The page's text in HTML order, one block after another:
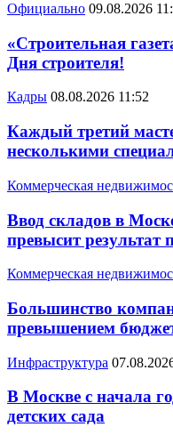
Официально 09.08.2026
«Строительная
Дня строителя!
Кадры 08.08.2026 11:52
Каждый третий
несколькими
Коммерческая
Ввод складов в
превысит результат
Коммерческая
Большинство
превышением
Инфраструктура
В Москве с начала
детских сада